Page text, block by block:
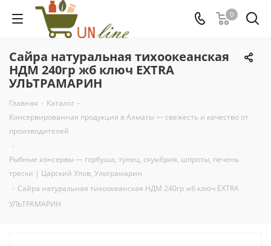
0
Сайра натуральная тихоокеанская
НДМ 240гр жб ключ EXTRA
УЛЬТРАМАРИН
Главная - Каталог -
Консервированная продукция в Алматы — свежесть и качество от
производителей
-
Рыбные консервы — горбуша, тунец, скумбрия, шпроты, печень
трески | Царский Улов, Ультрамарин
- Сайра натуральная тихоокеанская НДМ 240гр жб ключ EXTRA
УЛЬТРАМАРИН